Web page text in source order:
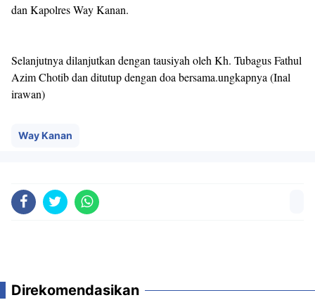
dan Kapolres Way Kanan.
Selanjutnya dilanjutkan dengan tausiyah oleh Kh. Tubagus Fathul
Azim Chotib dan ditutup dengan doa bersama.ungkapnya (Inal
irawan)
Way Kanan
Direkomendasikan